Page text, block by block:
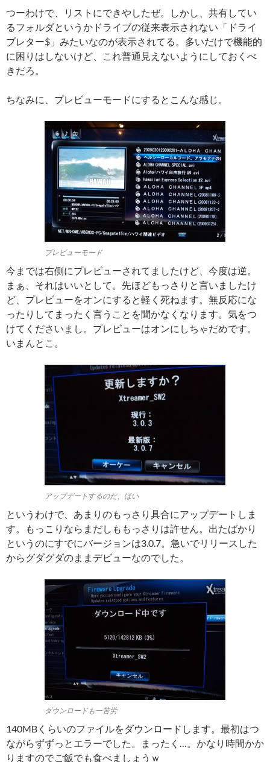
つーわけで、リストにできやしたぜ。しかし、共有してい
るフォルダというかドライブの従来表示されない「ドライ
ブレター$」みたいなのが表示されてる。多いだけで機能的
に困りはしないけど、これ普通見えないようにしておくべ
きだろ。
ちなみに、プレビューモードにするとこんな感じ。
プレビューモード
今までは右側にプレビューされてましたけど、今度は逆。
まぁ、それはいいとして。先ほどもっさりと言いましたけ
ど、プレビューをオンにすると軽く死ねます。無反応にな
ったりしてまったく言うことを聞かなくなります。気をつ
けてくださいまし。プレビューはオンにしちゃだめです。
いまんとこ。
アップデートするのだ、ほい
というわけで、あまりのもっさり具合にアップデートしま
す。もっこりならまだしももっさりは許せん。出たばかり
というのにすでにバージョンは3.0.7。急いでリリースした
からグダグダのままデビューなのでした。
ダウンロードも一苦労
140MBくらいのファイルをダウンロードします。最初はつ
ながらずずっとエラーでした。まったく…。かなり時間かか
りますのでご飯でも食べましょうｗ